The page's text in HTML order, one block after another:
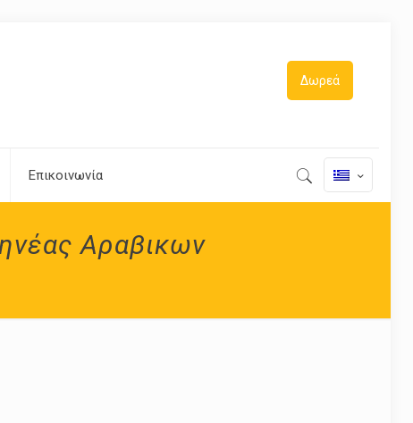
Επικοινωνία
Δωρεά
Αραβικων